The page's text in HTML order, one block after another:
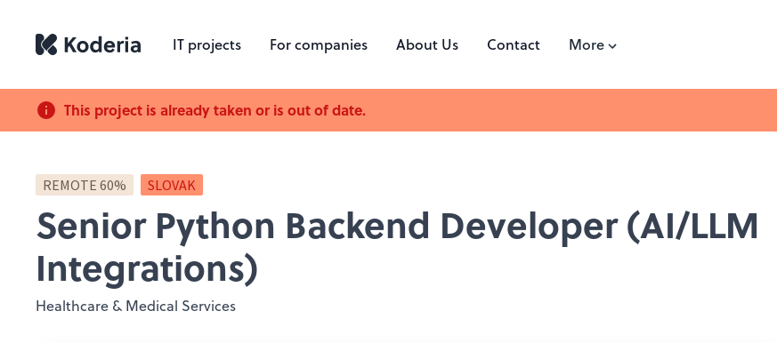
IT projects For companies About Us Contact More
This project is already taken or is out of date.
REMOTE 60% SLOVAK
Senior Python Backend Developer (AI/LLM
Integrations)
Healthcare & Medical Services